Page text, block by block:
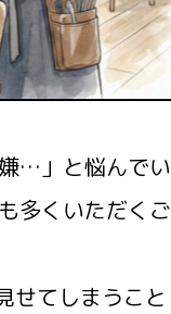
…」と悩んでい
多くいただくご
せてしまうこと